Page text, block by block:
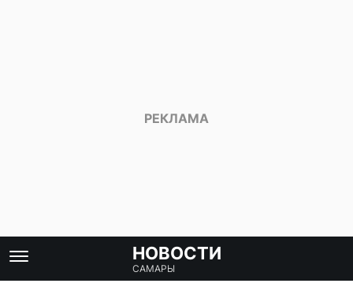
НОВОСТИ
САМАРЫ